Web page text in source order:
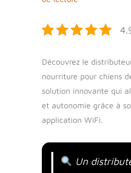
Découvrez le
nourriture pour chiens
solution innovante qui
et autonomie grâce à
application WiFi.
Un